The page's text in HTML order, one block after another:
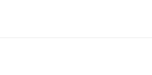
والجودة
إلى